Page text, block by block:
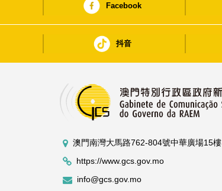
Facebook
抖音
澳門南灣大馬路762-804號中華廣場15樓
https://www.gcs.gov.mo
info@gcs.gov.mo